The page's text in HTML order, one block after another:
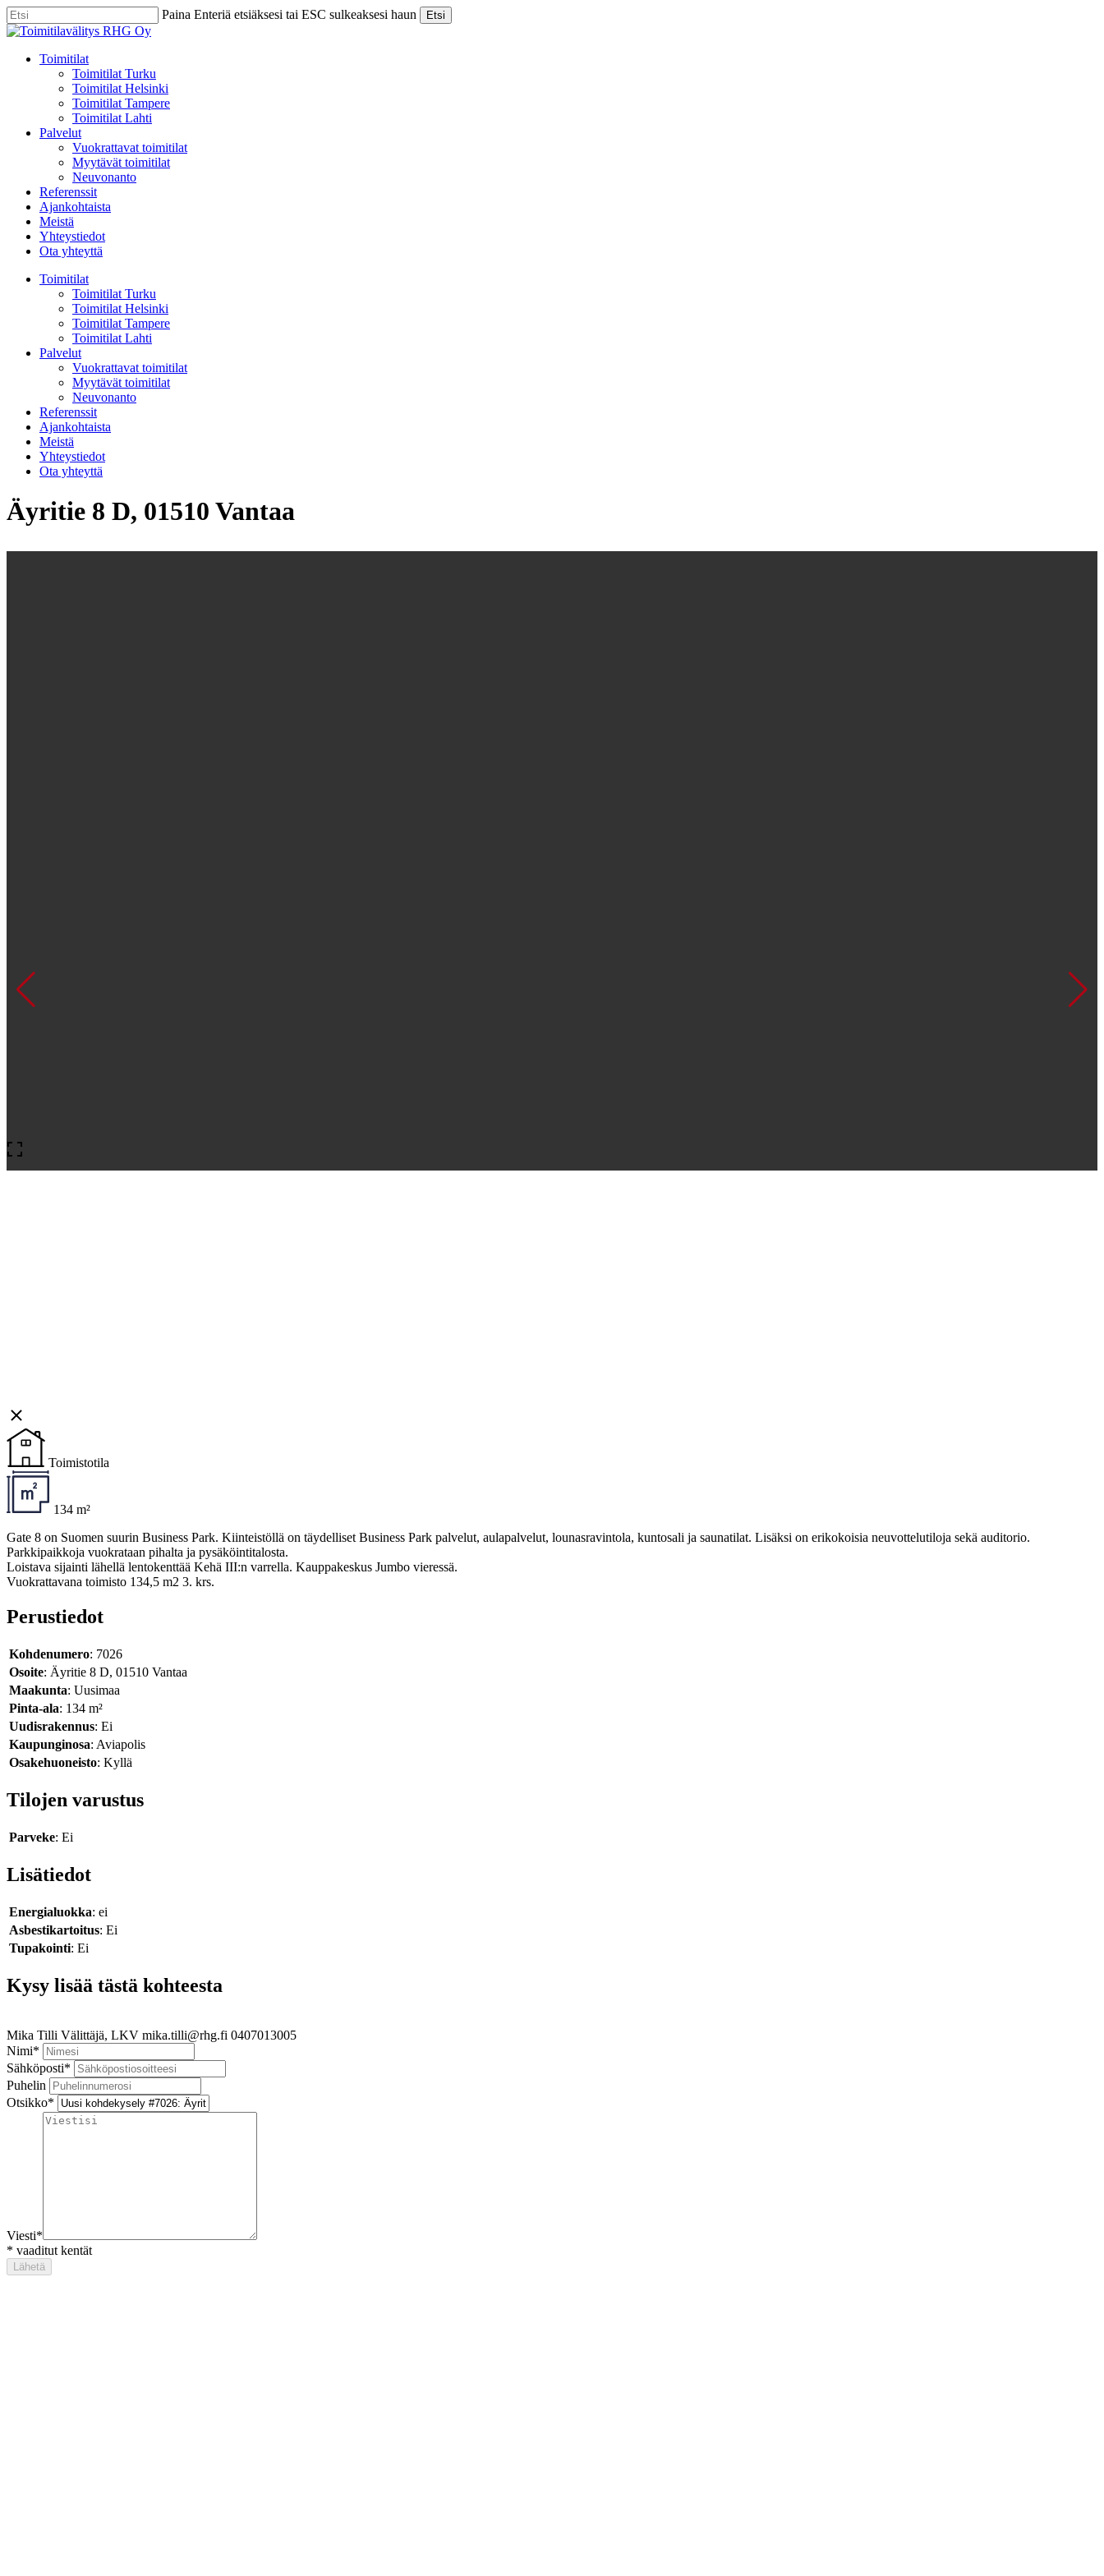
Skip
to
content
Paina Enteriä etsiäksesi tai ESC sulkeaksesi haun Etsi
Close
Menu
Toimitilat
Toimitilat Turku
Toimitilat Helsinki
Toimitilat Tampere
Toimitilat Lahti
Palvelut
Vuokrattavat toimitilat
Myytävät toimitilat
Neuvonanto
Referenssit
Ajankohtaista
Meistä
Yhteystiedot
Ota yhteyttä
Toimitilat
Toimitilat Turku
Toimitilat Helsinki
Toimitilat Tampere
Toimitilat Lahti
Palvelut
Vuokrattavat toimitilat
Myytävät toimitilat
Neuvonanto
Referenssit
Ajankohtaista
Meistä
Yhteystiedot
Ota yhteyttä
Äyritie 8 D, 01510 Vantaa
Toimistotila
134 m²
Gate 8 on Suomen suurin Business Park. Kiinteistöllä on täydelliset Business Park palvelut, aulapalvelut, lounasravintola, kuntosali ja saunatilat. Lisäksi on erikokoisia neuvottelutiloja sekä auditorio.
Parkkipaikkoja vuokrataan pihalta ja pysäköintitalosta.
Loistava sijainti lähellä lentokenttää Kehä III:n varrella. Kauppakeskus Jumbo vieressä.
Vuokrattavana toimisto 134,5 m2 3. krs.
Perustiedot
Kohdenumero: 7026
Osoite: Äyritie 8 D, 01510 Vantaa
Maakunta: Uusimaa
Pinta-ala: 134 m²
Uudisrakennus: Ei
Kaupunginosa: Aviapolis
Osakehuoneisto: Kyllä
Tilojen varustus
Parveke: Ei
Lisätiedot
Energialuokka: ei
Asbestikartoitus: Ei
Tupakointi: Ei
Kysy lisää tästä kohteesta
Mika Tilli Välittäjä, LKV mika.tilli@rhg.fi 0407013005
Nimi*
Sähköposti*
Puhelin
Otsikko*
Viesti*
* vaaditut kentät